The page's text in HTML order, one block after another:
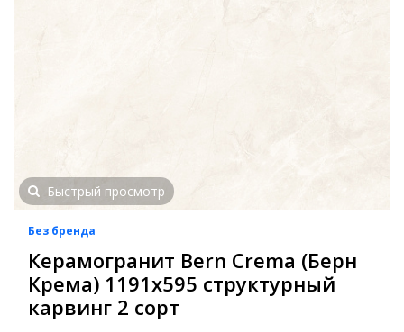
Быстрый просмотр
Без бренда
Керамогранит Bern Crema (Берн
Крема) 1191х595 структурный
карвинг 2 сорт